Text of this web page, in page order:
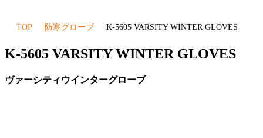
TOP 防寒グローブ K-5605 VARSITY WINTER GLOVES
K-5605 VARSITY WINTER GLOVES
ヴァーシティウインターグローブ